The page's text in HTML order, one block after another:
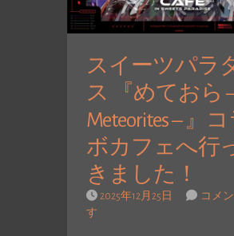
スイーツパラ
ス 『めておら
Meteorites – 』コ
ボカフェへ行
きました！
2025年12月25日
コメ
す